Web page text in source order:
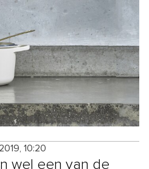
10:20
wel een van de